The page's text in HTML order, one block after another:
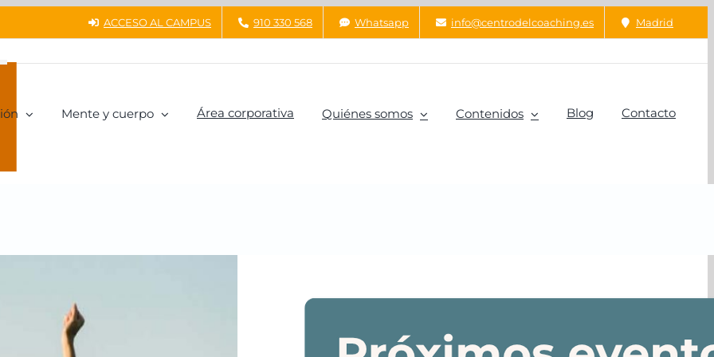
ACCESO AL CAMPUS 910 330 568 Whatsapp info@centrodelcoaching.es Madrid
Mente y cuerpo Área corporativa Quiénes somos Contenidos Blog Contacto